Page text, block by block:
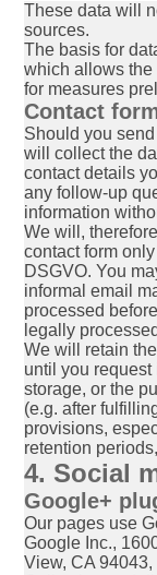
These data will
sources.
The basis for
which allows the
for measures
Contact
Should you
will collect the
contact details
any follow-up
information
We will,
contact form
DSGVO. You
informal email
processed
legally
We will retain
until you
storage, or the
(e.g. after
provisions,
retention
4. Social
Google+
Our pages use
Google Inc.,
View, CA 94043,